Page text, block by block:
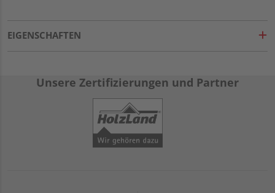
EIGENSCHAFTEN
Unsere Zertifizierungen und Partner